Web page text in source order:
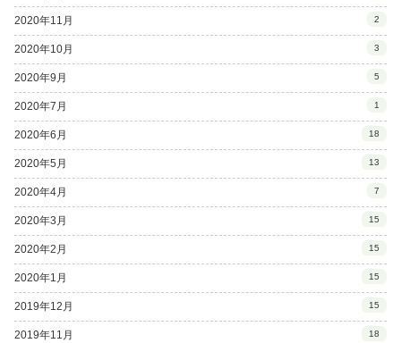
2020年11月 2
2020年10月 3
2020年9月 5
2020年7月 1
2020年6月 18
2020年5月 13
2020年4月 7
2020年3月 15
2020年2月 15
2020年1月 15
2019年12月 15
2019年11月 18